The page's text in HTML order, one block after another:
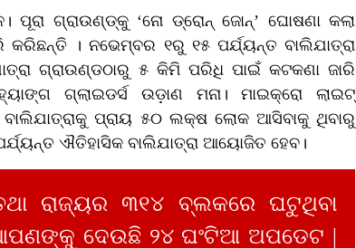
ପୂରା ଗ୍ରାଉଣ୍ଡ୍‌କୁ ‘ନୋ ଡ୍ରୋନ୍‌ ଜୋନ୍‌’ ଘୋଷଣା କଲା
କରିଛନ୍ତି । ନଭେମ୍ବର ୧ରୁ ୧୫ ପର୍ଯ୍ୟନ୍ତ ବାଲିଯାତ୍ରା
ଗ୍ରାଉଣ୍ଡଠାରୁ ୫ କିମି ପରିଧି ପାଇଁ କଟକଣା ଜାରି
ଗ୍ଲାଇଡର୍ସ ଉଡ଼ାଣ ମନା। ମାଇକ୍ରୋ ଲାଇଟ୍‌
ପ୍ରାୟ ୫୦ ଲକ୍ଷ ଲୋକ ଆସିବାକୁ ଥିବାରୁ
ଐତିହାସିକ ବାଲିଯାତ୍ରା ଆୟୋଜିତ ହେବ।
ରାଜ୍ୟର ୩୧୪ ବ୍ଲକରେ ଘଟୁଥିବା
ଦେଉଛି ୨୪ ଘଂଟିଆ ଅପଡେଟ |